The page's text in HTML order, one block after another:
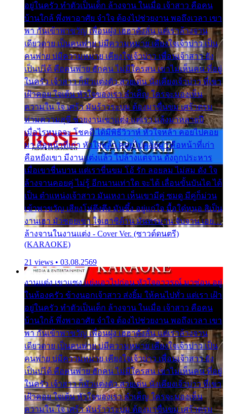
อยู่ในครัว ทำตัวเป็นเด็ก ล้างจาน ในเมื่อ เจ้าสาว คือคน
บ้านใกล้ พึ่งพาอาศัย จำใจ ต้องไปช่วยงาน พอถึงเวลา เขา
พา กันเข้าพาขวัญ เพื่อนฝูง เฮฮาดังลั่น แต่เราล้างจาน
เดียวดาย เป็นคนพ่าย บ่มีความหมาย เคียงใจเจ้าบ่าว เป็น
คนพ่าย บ่มีความหมาย เคียงใจเจ้าบ่าว เพื่อนเจ้าสาว ยัง
เป็นบ่ได้ คือคนพ่าย ฮักคน ไม่มีใครสน เขาไม่เห็นคน ที่อยู่
ในครัว เจ้าสาว ก็มัวแต่งตัว สวยเด่น นั่งเคียงเจ้าบ่าว ที่เขา
เฝ้าคอย ใจเต้น หัวใจของเรา ลำเค็ญ ใครจะมองเห็น
ความใน ใจ เศร้า มันร้าวระบม ต้องมาขื่นขม เศร้าตรม
ท่ามความสุขี ช่วยงานเขาแต่ง แต่เรา แล้งมาหลายปี
เมื่อไรหนอจะ โชคดี ได้มีพิธีวิวาห์ หัวใจหล้า คอยไปคอย
มา คือหน้าที่เก่า หัวใจหล้า คอยไปคอยมา คือหน้าที่เก่า
คือหยังเขา มีงานแต่งแล้ว ไปล้างแต่จาน ดั่งถูกประหาร
เมื่อเขาชื่นบาน แต่เราขื่นขม โอ้ รัก ลอยลม ไม่สม ดัง ใจ
ล้างจานคอยคู่ ไม่รู้ อีกนานเท่าใด จะได้ เลื่อนขั้นบันได ได้
เป็น ตำแหน่งเจ้าสาว มันเหงา เห็นเขามีคู่ ซมดู มีคู่ก็ม่วน
เข้าพาขวัญ เสียงโห่ตึงตึง มันซึ้ง อยู่แก่ใจ มื้อใด๋หนอ สิเป็น
งานเฮา มัวซอยเขา ใจเฮาซิด้าน มันทรมาน จับจาน เอย…
ล้างจานในงานแต่ง - Cover Ver. (ซาวด์ดนตรี)
(KARAOKE)
21 views • 03.08.2569
งานแต่ง เขาแซง แย่งเอาไปก่อน หัวใจอาวรณ์ มาซ่อน อยู่
ในห้องครัว ข้างนอกเจ้าสาว ส่งยิ้ม ให้คนไปทั่ว แต่เรา เฝ้า
อยู่ในครัว ทำตัวเป็นเด็ก ล้างจาน ในเมื่อ เจ้าสาว คือคน
บ้านใกล้ พึ่งพาอาศัย จำใจ ต้องไปช่วยงาน พอถึงเวลา เขา
พา กันเข้าพาขวัญ เพื่อนฝูง เฮฮาดังลั่น แต่เราล้างจาน
เดียวดาย เป็นคนพ่าย บ่มีความหมาย เคียงใจเจ้าบ่าว เป็น
คนพ่าย บ่มีความหมาย เคียงใจเจ้าบ่าว เพื่อนเจ้าสาว ยัง
เป็นบ่ได้ คือคนพ่าย ฮักคน ไม่มีใครสน เขาไม่เห็นคน ที่อยู่
ในครัว เจ้าสาว ก็มัวแต่งตัว สวยเด่น นั่งเคียงเจ้าบ่าว ที่เขา
เฝ้าคอย ใจเต้น หัวใจของเรา ลำเค็ญ ใครจะมองเห็น
ความใน ใจ เศร้า มันร้าวระบม ต้องมาขื่นขม เศร้าตรม